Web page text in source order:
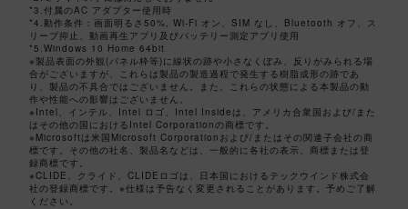
*3.付属のAC アダプター使用時
*4.動作条件：画面明るさ50%, Wi-Fi オン、SIM なし、Bluetooth オフ、ス
リープ抑止、動画再生アプリ及びバッテリー測定アプリ使用
*5.Windows 10 Home 64bit
※製品表面の外観(パネル枠等)に線状の跡や小さなくぼみ、反りがみられる場
合がございますが、これらは製品の製造過程で発生する樹脂成形の跡であ
り、製品の不具合ではございません。また、これらの状態による本製品の動
作や性能への影響はございません。
※Intel、インテル、Intel ロゴ、Intel Insideは、アメリカ合衆国および/また
はその他の国におけるIntel Corporationの商標です。
※Microsoftは米国Microsoft Corporationおよび/またはその関連子会社の商
標です。その他の社名、製品名などは、一般的に各社の表示、商標または登
録商標です。
※CLIDE、クライド、CLIDEロゴは、日本国におけるテックウインド株式会
社の登録商標です。※仕様は予告なく変更されることがあります。予めご了解
ください。